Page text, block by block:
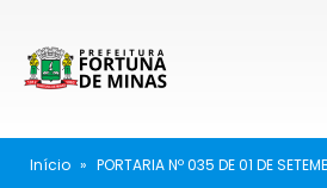
Início » PORTARIA Nº 035 DE 01 DE